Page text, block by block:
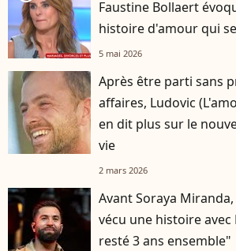
Faustine Bollaert
histoire d'amour qui
5 mai 2026
Après être parti sans
affaires, Ludovic
en dit plus sur le
vie
2 mars 2026
Avant Soraya
vécu une histoire avec
resté 3 ans ensemble"